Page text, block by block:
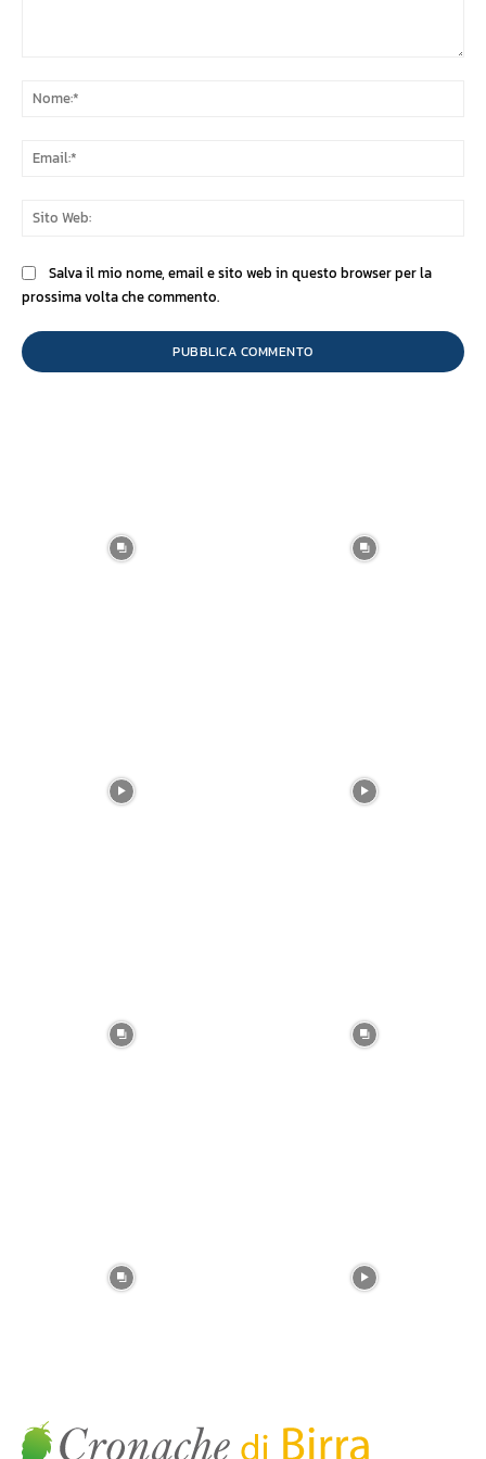
Salva il mio nome, email e sito web in questo browser per la
prossima volta che commento.